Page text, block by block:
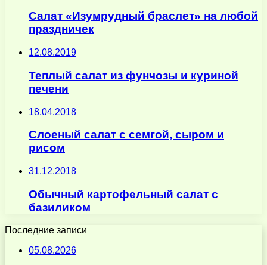
Салат «Изумрудный браслет» на любой
праздничек
12.08.2019
Теплый салат из фунчозы и куриной
печени
18.04.2018
Слоеный салат с семгой, сыром и
рисом
31.12.2018
Обычный картофельный салат с
базиликом
Последние записи
05.08.2026